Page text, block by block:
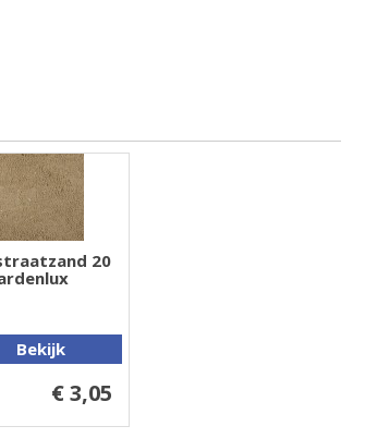
20
Bekijk
€ 3,05